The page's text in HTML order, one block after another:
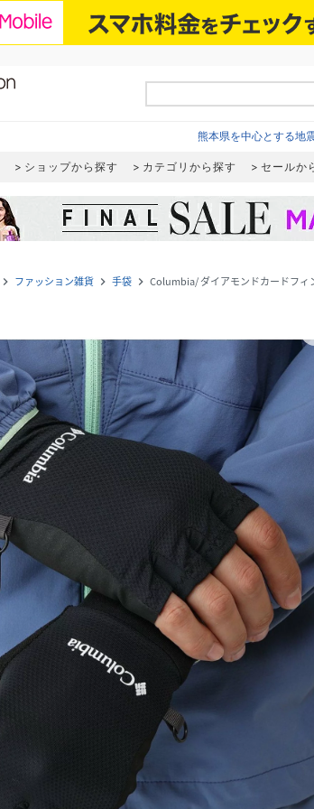
熊本県を中心とする地
ショップから探す カテゴリから探す セールか
navigate_next ファッション雑貨 navigate_next 手袋 navigate_next Columbia/ ダイアモンドカードフィ